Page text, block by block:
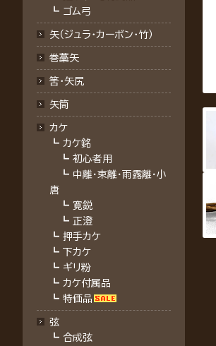
┗ ゴム弓
矢（ジュラ･カーボン･竹）
巻藁矢
筈･矢尻
矢筒
カケ
┗ カケ銘
┗ 初心者用
┗ 中離・束離・雨露離・小
唐
┗ 寛鋭
┗ 正澄
┗ 押手カケ
┗
下カケ
┗ ギリ粉
┗ カケ付属品
┗ 特価品
弦
┗ 合成弦